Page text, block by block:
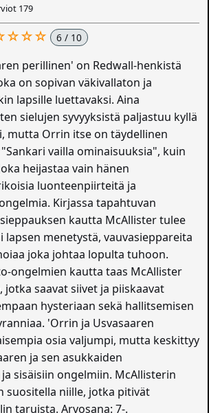
179
6 / 10
perillinen' on Redwall-henkistä
on sopivan väkivallaton ja
lapsille luettavaksi. Aina
sielujen syvyyksistä paljastuu kyllä
mutta Orrin itse on täydellinen
vailla ominaisuuksia", kuin
heijastaa vain hänen
luonteenpiirteitä ja
Kirjassa tapahtuvan
kautta McAllister tulee
lapsen menetystä, vauvasieppareita
joka johtaa lopulta tuhoon.
ongelmien kautta taas McAllister
jotka saavat siivet ja piiskaavat
hysteriaan sekä hallitsemisen
'Orrin ja Usvasaaren
osia valjumpi, mutta keskittyy
ja sen asukkaiden
sisäisiin ongelmiin. McAllisterin
suositella niille, jotka pitivät
taruista. Arvosana: 7-.